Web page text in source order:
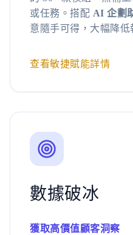
或任務。搭配 AI 企劃
意隨手可得，大幅降低
查看敏捷賦能詳情
數據破冰
獲取高價值顧客洞察